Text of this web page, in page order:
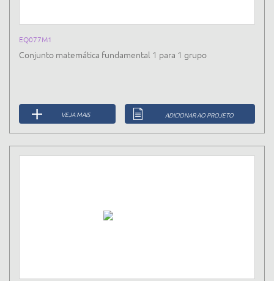
EQ077M1
Conjunto matemática fundamental 1 para 1 grupo
VEJA MAIS ADICIONAR AO PROJETO